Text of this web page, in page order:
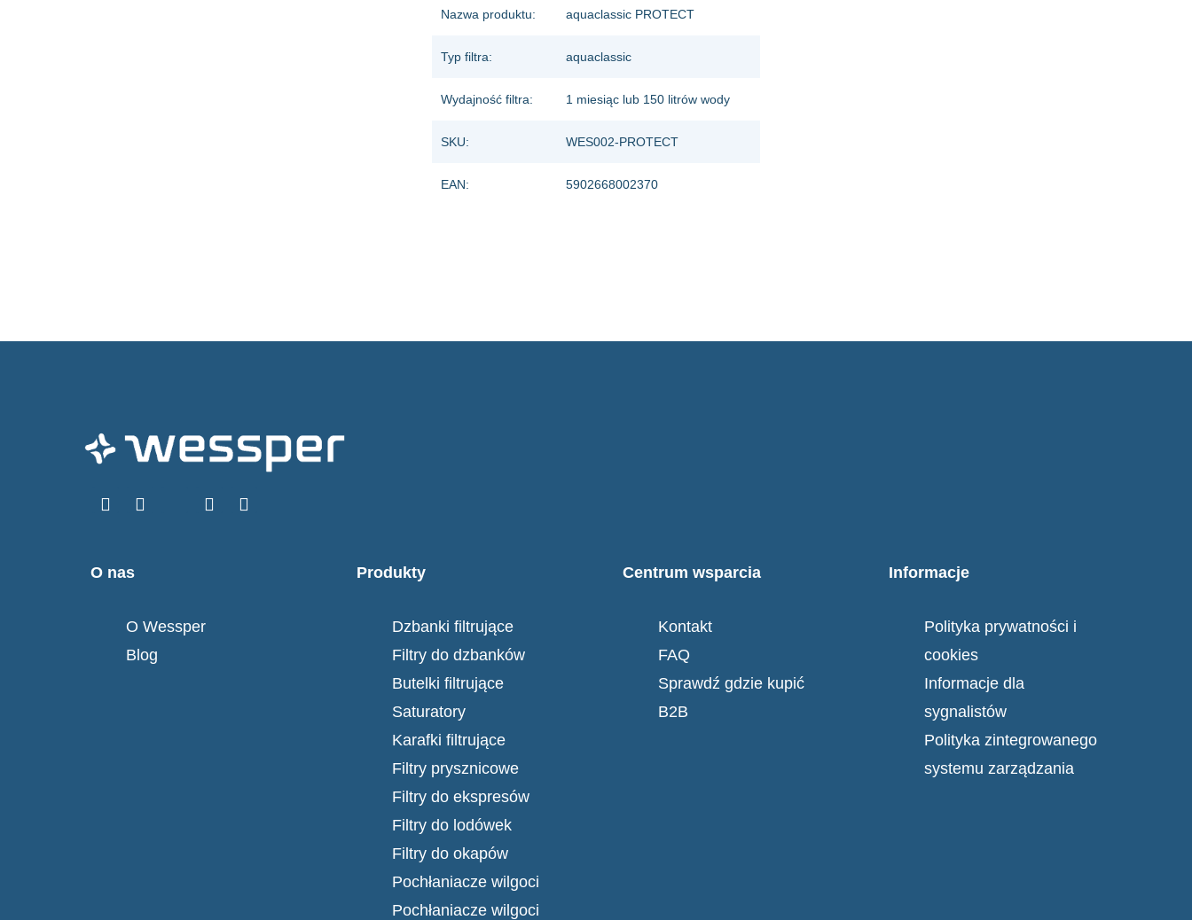
Nazwa produktu: aquaclassic PROTECT
Typ filtra: aquaclassic
Wydajność filtra: 1 miesiąc lub 150 litrów wody
SKU: WES002-PROTECT
EAN: 5902668002370
O nas
O Wessper
Blog
Produkty
Dzbanki filtrujące
Filtry do dzbanków
Butelki filtrujące
Saturatory
Karafki filtrujące
Filtry prysznicowe
Filtry do ekspresów
Filtry do lodówek
Filtry do okapów
Pochłaniacze wilgoci
Pochłaniacze wilgoci
Centrum wsparcia
Kontakt
FAQ
Sprawdź gdzie kupić
B2B
Informacje
Polityka prywatności i
cookies
Informacje dla
sygnalistów
Polityka zintegrowanego
systemu zarządzania